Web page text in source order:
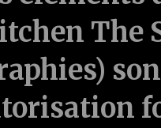
The